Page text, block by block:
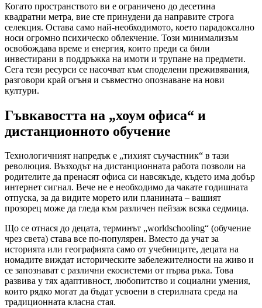
Когато пространството ви е ограничено до десетина
квадратни метра, вие сте принудени да направите строга
селекция. Остава само най-необходимото, което парадоксално
носи огромно психическо облекчение. Този минимализъм
освобождава време и енергия, които преди са били
инвестирани в поддръжка на имоти и трупане на предмети.
Сега тези ресурси се насочват към споделени преживявания,
разговори край огъня и съвместно опознаване на нови
култури.
Гъвкавостта на „хоум офиса“ и
дистанционното обучение
Технологичният напредък е „тихият съучастник“ в тази
революция. Възходът на дистанционната работа позволи на
родителите да пренасят офиса си навсякъде, където има добър
интернет сигнал. Вече не е необходимо да чакате годишната
отпуска, за да видите морето или планината – вашият
прозорец може да гледа към различен пейзаж всяка седмица.
Що се отнася до децата, терминът „worldschooling“ (обучение
чрез света) става все по-популярен. Вместо да учат за
историята или географията само от учебниците, децата на
номадите виждат историческите забележителности на живо и
се запознават с различни екосистеми от първа ръка. Това
развива у тях адаптивност, любопитство и социални умения,
които рядко могат да бъдат усвоени в стерилната среда на
традиционната класна стая.